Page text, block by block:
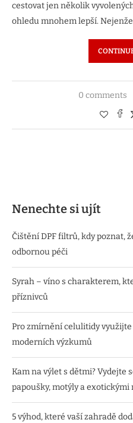
cestovat jen několik
ohledu mnohem lepší.
0 comments
Nenechte si ujít
Čištění DPF filtrů, kdy poznat,
odbornou péči
Syrah – víno s charakterem,
příznivců
Pro zmírnění celulitidy
moderních výzkumů
Kam na výlet s dětmi? Vydejte
papoušky, motýly a
5 výhod, které vaší zahradě